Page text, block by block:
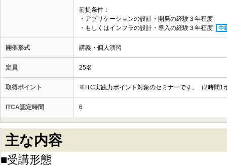
前提条件：
・アプリケーションの設計・開発の経験３年程度
・もしくはインフラの設計・導入の経験３年程度
中
開催形式 講義・個人演習
定員 25名
取得ポイント ※ITC実践力ポイント対象のセミナーです。（2時間1
ITCA認定時間 6
主な内容
■受講形態